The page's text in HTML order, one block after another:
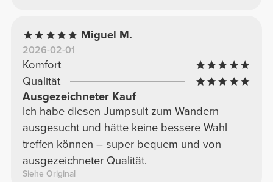
Miguel M.
2026-02-01
Komfort
Qualität
Ausgezeichneter Kauf
Ich habe diesen Jumpsuit zum Wandern
ausgesucht und hätte keine bessere Wahl
treffen können – super bequem und von
ausgezeichneter Qualität.
Siehe Original